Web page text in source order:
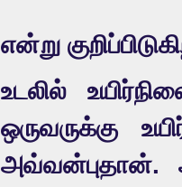
என்று
உடலில்
ஒருவருக்கு
அவ்வன்புதான்.